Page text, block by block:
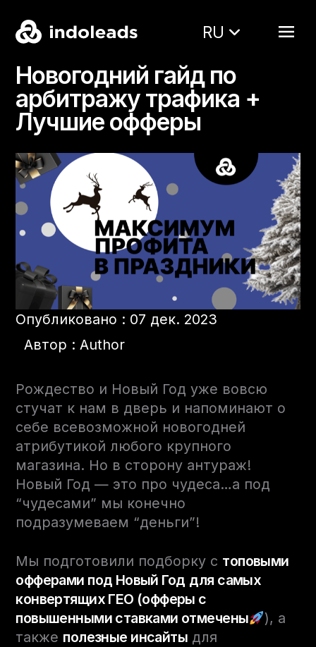
RU
Новогодний гайд по
арбитражу трафика +
Лучшие офферы
Опубликовано : 07 дек. 2023
Автор : Author
Рождество и Новый Год уже вовсю
стучат к нам в дверь и напоминают о
себе всевозможной новогодней
атрибутикой любого крупного
магазина. Но в сторону антураж!
Новый Год — это про чудеса…а под
“чудесами” мы конечно
подразумеваем “деньги”!
Мы подготовили подборку с топовыми
офферами под Новый Год для самых
конвертящих ГЕО (офферы с
повышенными ставками отмечены
), а
также полезные инсайтыдля